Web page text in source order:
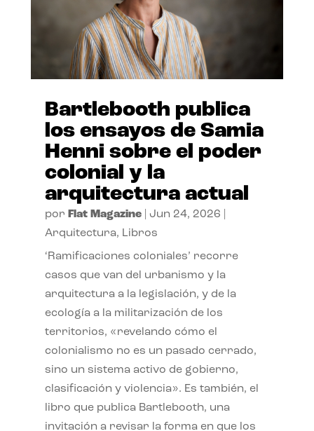
Bartlebooth publica
los ensayos de Samia
Henni sobre el poder
colonial y la
arquitectura actual
por Flat Magazine| Jun 24, 2026
Arquitectura, Libros
‘Ramificaciones coloniales’ recorre
casos que van del urbanismo y la
arquitectura a la legislación, y de la
ecología a la militarización de los
territorios, «revelando cómo el
colonialismo no es un pasado cerrado,
sino un sistema activo de gobierno,
clasificación y violencia». Es también, el
libro que publica Bartlebooth, una
invitación a revisar la forma en que los